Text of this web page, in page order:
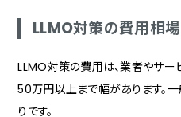
LLMO対策の費用相場
LLMO対策の費用は、業者やサ
50万円以上まで幅があります。
りです。